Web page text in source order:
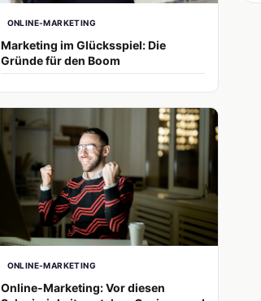
ONLINE-MARKETING
Marketing im Glücksspiel: Die
Gründe für den Boom
ONLINE-MARKETING
Online-Marketing: Vor diesen